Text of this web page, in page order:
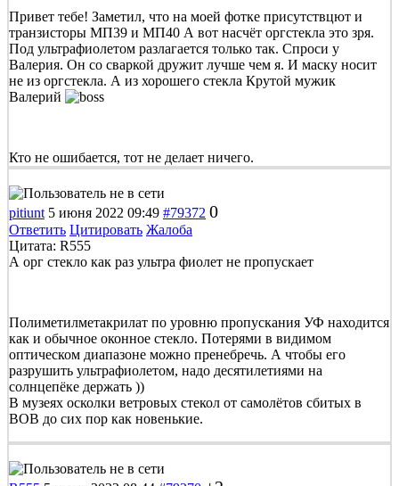
Привет тебе! Заметил, что на моей фотке присутствцют и
транзисторы МП39 и МП40 А вот насчёт оргстекла это зря.
Под ультрафиолетом разлагается только так. Спроси у
Валерия. Он со сваркой дружит лучше чем я. И маску носит
не из оргстекла. А из хорошего стекла Крутой мужик
Валерий
Кто не ошибается, тот не делает ничего.
pitiunt 5 июня 2022 09:49 #79372 0
Ответить Цитировать Жалоба
Цитата: R555
А орг стекло как раз ультра фиолет не пропускает
Полиметилметакрилат по уровню пропускания УФ находится
как и обычное оконное стекло. Потерями в видимом
оптическом диапазоне можно пренебречь. А чтобы его
разрушить ультрафиолетом, надо десятилетиями на
солнцепёке держать ))
В музеях осколки ветровых стекол от самолётов сбитых в
ВОВ до сих пор как новенькие.